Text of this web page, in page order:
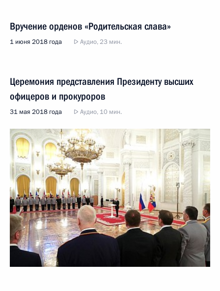
Вручение орденов «Родительская слава»
1 июня 2018 года Аудио, 23 мин.
Церемония представления Президенту высших
офицеров и прокуроров
31 мая 2018 года Аудио, 10 мин.